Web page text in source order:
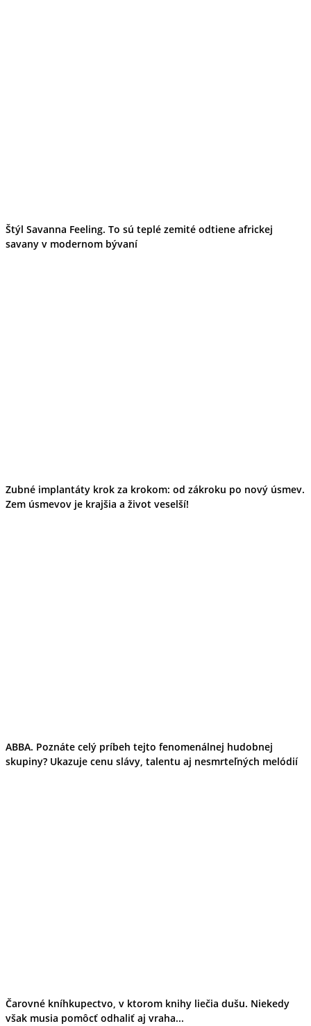
Štýl Savanna Feeling. To sú teplé zemité odtiene africkej
savany v modernom bývaní
Zubné implantáty krok za krokom: od zákroku po nový úsmev.
Zem úsmevov je krajšia a život veselší!
ABBA. Poznáte celý príbeh tejto fenomenálnej hudobnej
skupiny? Ukazuje cenu slávy, talentu aj nesmrteľných melódií
Čarovné kníhkupectvo, v ktorom knihy liečia dušu. Niekedy
však musia pomôcť odhaliť aj vraha...